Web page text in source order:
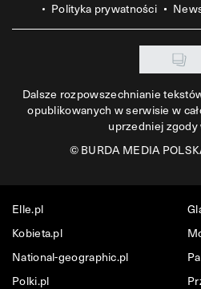
Polityka prywatności
Dalsze rozpowszechnianie
opublikowanych w serwisie w
uprzedniej zgody
©BURDA MEDIA
Elle.pl
Kobieta.pl
National-geographic.pl
Polki.pl